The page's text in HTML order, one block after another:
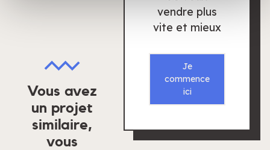
ou qu'ils ont collectées lors de votre utilisation de leurs
Vous avez
un projet
similaire,
vous
vendre plus
vite et mieux
Je
commence
ici